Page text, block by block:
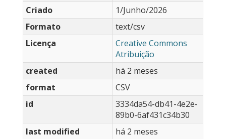
Criado
1/Junho/2026
Formato
text/csv
Licença
Creative Commons
Atribuição
created
há 2 meses
format
CSV
id
3334da54-db41-4e2e-
89b0-6af431c34b30
last modified
há 2 meses